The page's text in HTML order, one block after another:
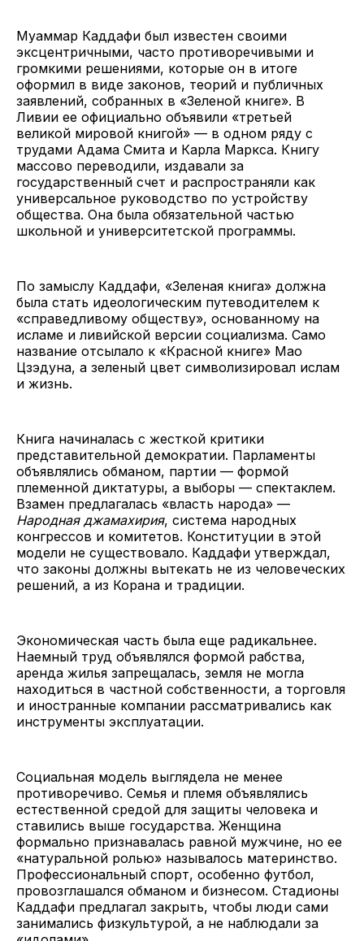
Муаммар Каддафи был известен своими
эксцентричными, часто противоречивыми и
громкими решениями, которые он в итоге
оформил в виде законов, теорий и публичных
заявлений, собранных в «Зеленой книге». В
Ливии ее официально объявили «третьей
великой мировой книгой» — в одном ряду с
трудами Адама Смита и Карла Маркса. Книгу
массово переводили, издавали за
государственный счет и распространяли как
универсальное руководство по устройству
общества. Она была обязательной частью
школьной и университетской программы.
По замыслу Каддафи, «Зеленая книга» должна
была стать идеологическим путеводителем к
«справедливому обществу», основанному на
исламе и ливийской версии социализма. Само
название отсылало к «Красной книге» Мао
Цзэдуна, а зеленый цвет символизировал ислам
и жизнь.
Книга начиналась с жесткой критики
представительной демократии. Парламенты
объявлялись обманом, партии — формой
племенной диктатуры, а выборы — спектаклем.
Взамен предлагалась «власть народа» —
Народная джамахирия, система народных
конгрессов и комитетов. Конституции в этой
модели не существовало. Каддафи утверждал,
что законы должны вытекать не из человеческих
решений, а из Корана и традиции.
Экономическая часть была еще радикальнее.
Наемный труд объявлялся формой рабства,
аренда жилья запрещалась, земля не могла
находиться в частной собственности, а торговля
и иностранные компании рассматривались как
инструменты эксплуатации.
Социальная модель выглядела не менее
противоречиво. Семья и племя объявлялись
естественной средой для защиты человека и
ставились выше государства. Женщина
формально признавалась равной мужчине, но ее
«натуральной ролью» называлось материнство.
Профессиональный спорт, особенно футбол,
провозглашался обманом и бизнесом. Стадионы
Каддафи предлагал закрыть, чтобы люди сами
занимались физкультурой, а не наблюдали за